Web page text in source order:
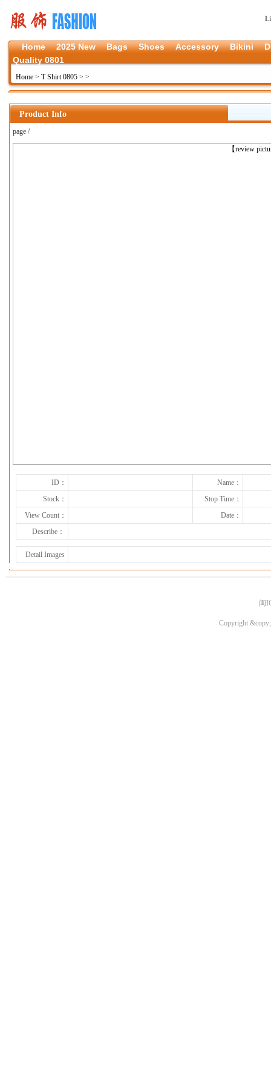
Home 2025 New Bags Shoes Accessory Bikini
Quality 0801
Home > T Shirt 0805 > >
Product Info
page /
【review
上一张
ID：
Name：
Stock：
Stop Time：
View Count：
Date：
Describe：
Detail Images
闽
Copyright